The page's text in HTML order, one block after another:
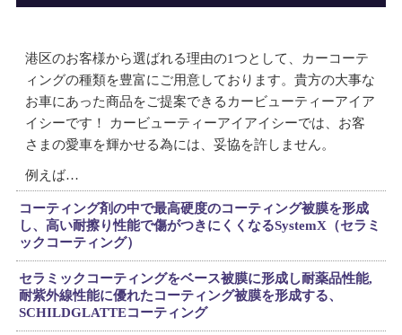
港区のお客様から選ばれる理由の1つとして、カーコーテ
ィングの種類を豊富にご用意しております。貴方の大事な
お車にあった商品をご提案できるカービューティーアイア
イシーです！ カービューティーアイアイシーでは、お客
さまの愛車を輝かせる為には、妥協を許しません。
例えば…
コーティング剤の中で最高硬度のコーティング被膜を形成
し、高い耐擦り性能で傷がつきにくくなるSystemX（セラミ
ックコーティング）
セラミックコーティングをベース被膜に形成し耐薬品性能,
耐紫外線性能に優れたコーティング被膜を形成する、
SCHILDGLATTEコーティング